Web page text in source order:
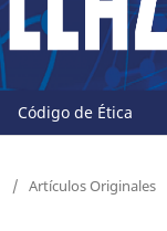
Código de Ética
/ Artículos Originales